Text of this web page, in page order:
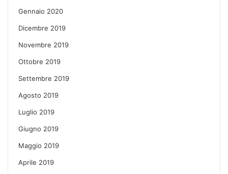
Gennaio 2020
Dicembre 2019
Novembre 2019
Ottobre 2019
Settembre 2019
Agosto 2019
Luglio 2019
Giugno 2019
Maggio 2019
Aprile 2019